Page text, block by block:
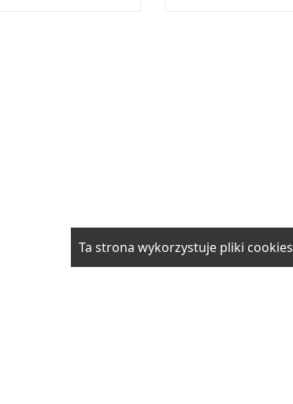
Ta strona wykorzystuje pliki cookies